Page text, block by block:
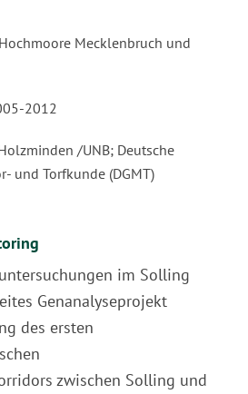
Mecklenbruch und
2012
/UNB; Deutsche
und Torfkunde (DGMT)
im Solling
Genanalyseprojekt
des ersten
zwischen Solling und